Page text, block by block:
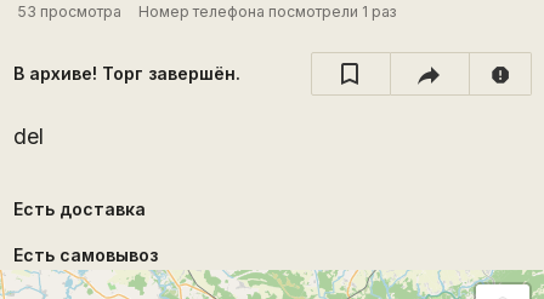
53 просмотра
Номер телефона посмотрели 1 раз
В архиве! Торг завершён. report
del
Есть доставка
Есть самовывоз